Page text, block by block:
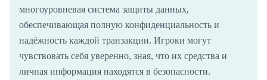
многоуровневая система защиты данных,
обеспечивающая полную конфиденциальность и
надёжность каждой транзакции. Игроки могут
чувствовать себя уверенно, зная, что их средства и
личная информация находятся в безопасности.